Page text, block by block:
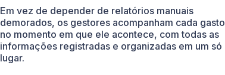
Em vez de depender de relatórios manuais
demorados, os gestores acompanham cada gasto
no momento em que ele acontece, com todas as
informações registradas e organizadas em um só
lugar.